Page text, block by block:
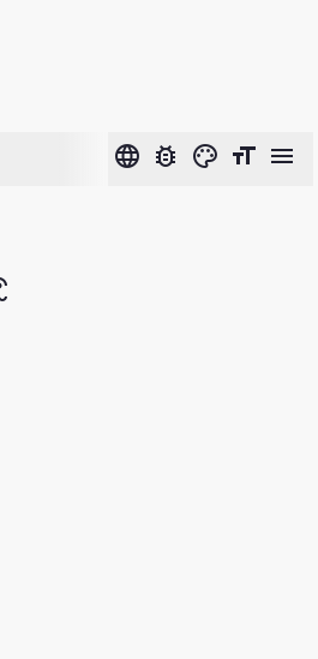
language bug_report color_lens format_size menu